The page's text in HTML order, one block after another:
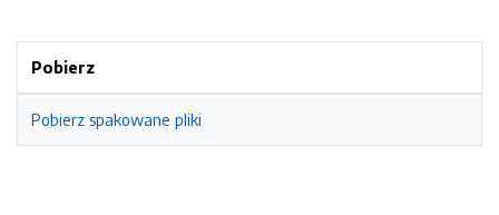
Pobierz
Pobierz spakowane pliki